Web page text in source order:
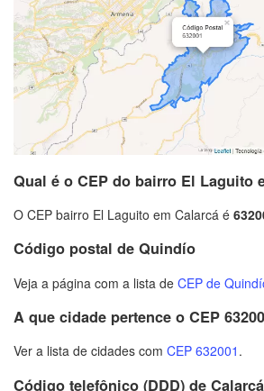
Qual é o CEP do bairro El Laguito
O CEP bairro El Laguito em Calarcá é
Código postal de Quindío
Veja a página com a lista de CEP de
A que cidade pertence o CEP
Ver a lista de cidades com CEP 632001 .
Código telefônico (DDD) de Calarcá